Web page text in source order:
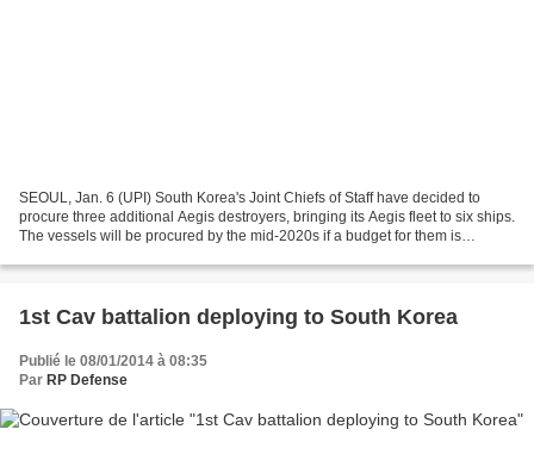
SEOUL, Jan. 6 (UPI) South Korea's Joint Chiefs of Staff have decided to
procure three additional Aegis destroyers, bringing its Aegis fleet to six ships.
The vessels will be procured by the mid-2020s if a budget for them is
1st Cav battalion deploying to South Korea
Publié le 08/01/2014 à 08:35
Par RP Defense